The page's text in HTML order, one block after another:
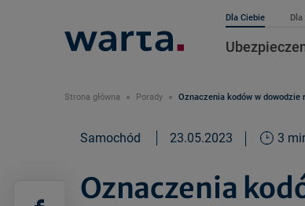
Dla Ciebie
Strona główna Porady Oznaczenia kodów w
Samochód 23.05.2023 3
Oznaczenia